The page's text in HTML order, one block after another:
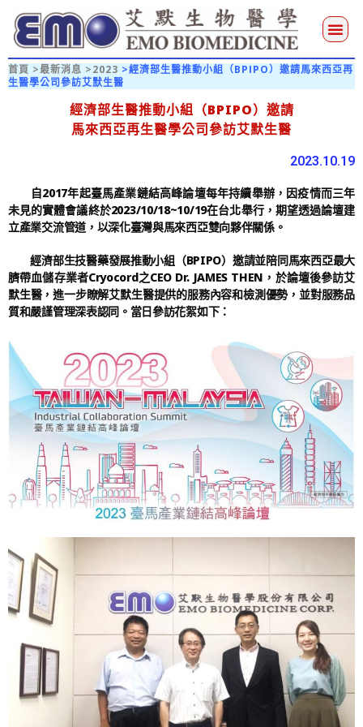
首頁 >最新消息 >2023 >經濟部生醫推動小組（BPIPO）邀請馬來西亞再
生醫學公司參訪艾默生醫
經濟部生醫推動小組（BPIPO）邀請
馬來西亞再生醫學公司參訪艾默生醫
2023.10.19
自2017年起臺馬產業鏈結高峰論壇每年持續舉辦，因疫情而三年
未見的實體會議終於2023/10/18~10/19在台北舉行，期望透過論壇建
立產業交流管道，以深化臺灣與馬來西亞雙向夥伴關係。
經濟部生技醫藥發展推動小組（BPIPO）邀請並陪同馬來西亞最大
臍帶血儲存業者Cryocord之CEO Dr. JAMES THEN，於論壇後參訪艾
默生醫，進一步瞭解艾默生醫提供的服務內容和檢測優勢，並對服務品
質和嚴謹管理深表認同。當日參訪花絮如下：